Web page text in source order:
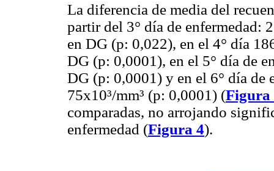
La diferencia de media del
partir del 3° día de enfermedad:
en DG (p: 0,022), en el 4° día
DG (p: 0,0001), en el 5° día de
DG (p: 0,0001) y en el 6° día de
75x10³/mm³ (p: 0,0001) (Figura
comparadas, no arrojando
enfermedad (Figura 4).